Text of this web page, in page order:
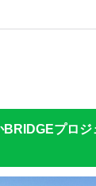
BRIDGEプロ